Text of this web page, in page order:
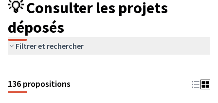
💡 Consulter les projets
déposés
Filtrer et rechercher
136 propositions